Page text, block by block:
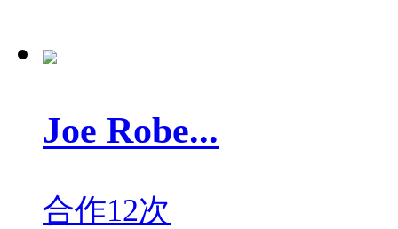
Joe Robe...
合作12次